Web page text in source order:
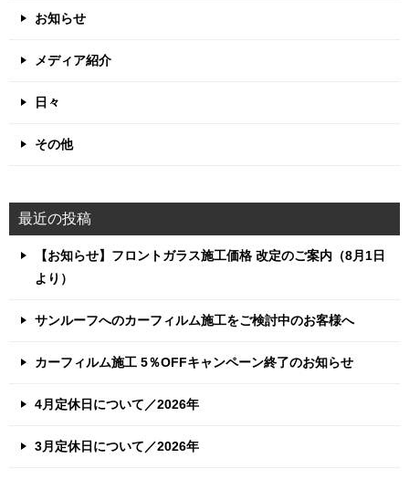
お知らせ
メディア紹介
日々
その他
最近の投稿
【お知らせ】フロントガラス施工価格 改定のご案内（8月1日
より）
サンルーフへのカーフィルム施工をご検討中のお客様へ
カーフィルム施工 5％OFFキャンペーン終了のお知らせ
4月定休日について／2026年
3月定休日について／2026年